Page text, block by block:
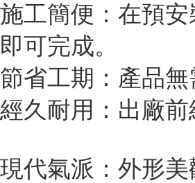
施工簡便：在預
即可完成。
節省工期：產品
經久耐用：出廠
現代氣派：外形